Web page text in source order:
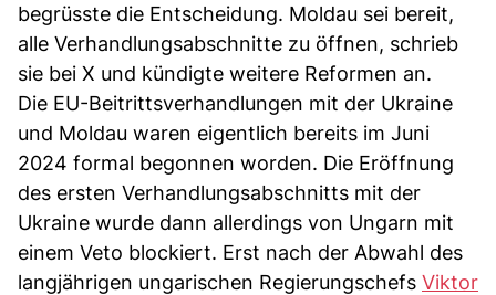
begrüsste die Entscheidung. Moldau sei bereit,
alle Verhandlungsabschnitte zu öffnen, schrieb
sie bei X und kündigte weitere Reformen an.
Die EU-Beitrittsverhandlungen mit der Ukraine
und Moldau waren eigentlich bereits im Juni
2024 formal begonnen worden. Die Eröffnung
des ersten Verhandlungsabschnitts mit der
Ukraine wurde dann allerdings von Ungarn mit
einem Veto blockiert. Erst nach der Abwahl des
langjährigen ungarischen Regierungschefs Viktor